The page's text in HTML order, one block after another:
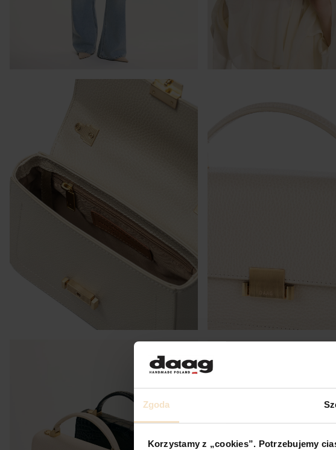
Zgoda
Korzystamy z „cookies”. Potrzebujemy